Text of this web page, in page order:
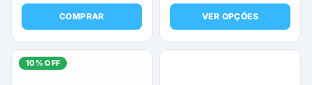
COMPRAR VER OPÇÕES
Este
10% OFF